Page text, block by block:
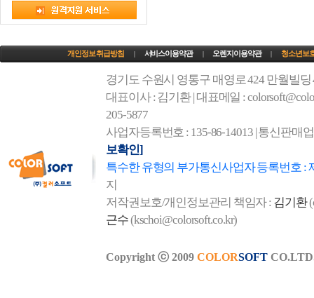
개인정보 취급방침 | 서비스이용약관 | 오렌지이용약관 | 청소년보
경기도 수원시 영통구 매영로 424 만월빌
대표이사 : 김기환 | 대표메일 :
205-5877
사업자등록번호 : 135-86-14013 | 통신판매
보확인]
특수한 유형의 부가통신사업자 등록번호 :
지
저작권보호/개인정보관리 책임자 : 김기환
근수(kschoi@colorsoft.co.kr)
Copyright ⓒ 2009 COLORSOFT